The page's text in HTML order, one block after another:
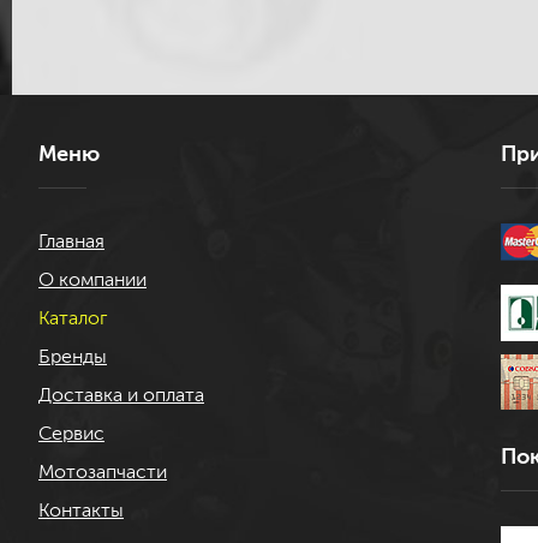
Меню
Главная
О компании
Каталог
Бренды
Доставка и оплата
Сервис
Мотозапчасти
Контакты